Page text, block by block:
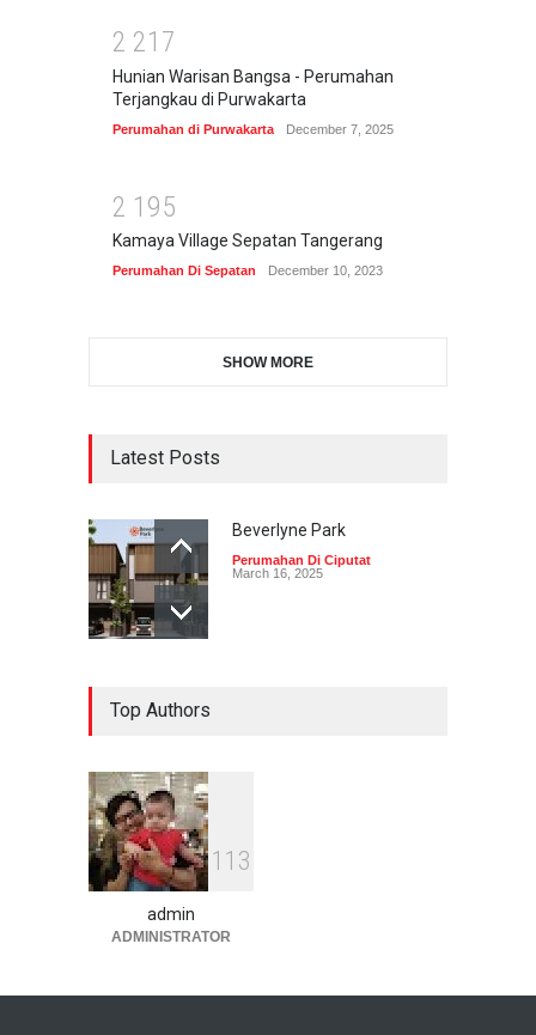
2 21 7
Hunian Warisan Bangsa - Perumahan
Terjangkau di Purwakarta
Perumahan di Purwakarta December 7, 2025
2 1 95
Kamaya Village Sepatan Tangerang
Perumahan Di Sepatan December 10, 2023
SHOW MORE
Latest Posts
Beverlyne Park
Perumahan Di Ciputat
March 16, 2025
Top Authors
1 1 3
admin
ADMINISTRATOR